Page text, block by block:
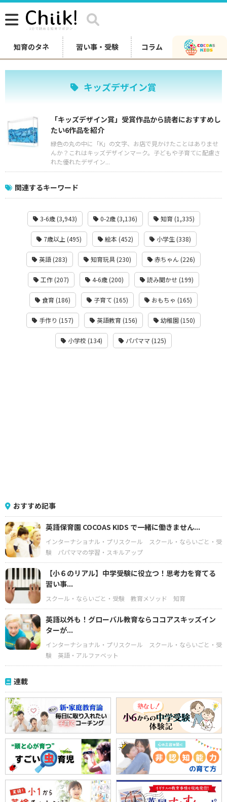
知育のタネ 習い事・受験 コラム
キッズデザイン賞
「キッズデザイン賞」受賞作品から読者におすすめし
たい6作品を紹介
緑色の丸の中に「K」の文字、お店で見かけたことはありませ
んか？これはキッズデザインマーク。子どもや子育てに配慮さ
れた優れたデザイン...
関連するキーワード
3-6歳 (3,943) 0-2歳 (3,136) 知育 (1,335)
7歳以上 (495) 絵本 (452) 小学生 (338)
英語 (283) 知育玩具 (230) 赤ちゃん (226)
工作 (207) 4-6歳 (200) 読み聞かせ (199)
食育 (186) 子育て (165) おもちゃ (165)
手作り (157) 英語教育 (156) 幼稚園 (150)
小学校 (134) パパママ (125)
おすすめ記事
英語保育園 COCOAS KIDS で一緒に働きません...
インターナショナル・プリスクール
スクール・ならいごと・受
験
パパママの学習・スキルアップ
【小６のリアル】中学受験に役立つ！思考力を育てる
習い事...
スクール・ならいごと・受験 教育メソッド 知育
英語以外も！グローバル教育ならココアスキッズイン
ターが...
インターナショナル・プリスクール
スクール・ならいごと・受
験
英語・アルファベット
連載